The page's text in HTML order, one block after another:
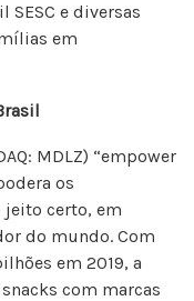
SESC e diversas
em
MDLZ) “empower
os
jeito certo, em
do mundo. Com
em 2019, a
com marcas